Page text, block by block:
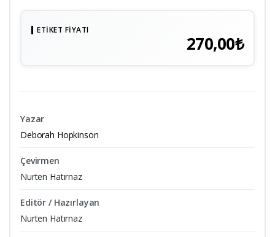
ETIKET FIYATI
270,00₺
Yazar
Deborah Hopkinson
Çevirmen
Nurten Hatırnaz
Editör / Hazırlayan
Nurten Hatırnaz